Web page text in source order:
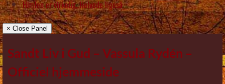
Himlen er virkelig, Helvede ligeså
× Close Panel
Sandt Liv i Gud – Vassula Rydén –
Officiel hjemmeside